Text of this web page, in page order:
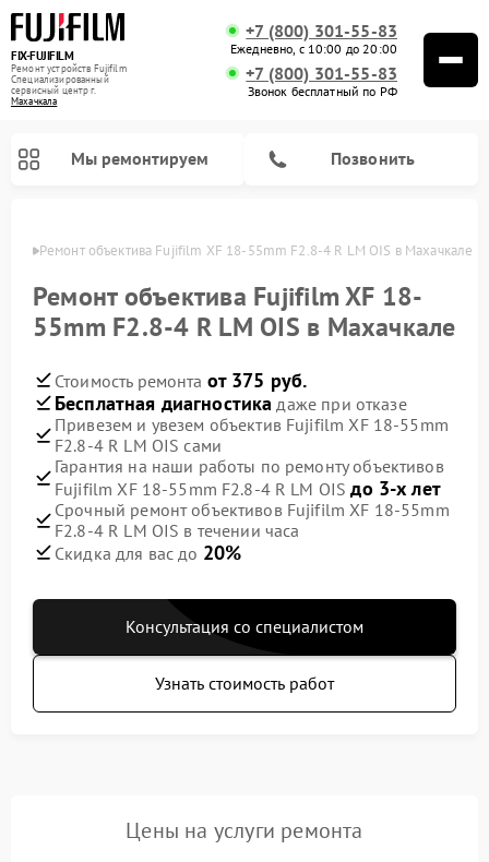
FIX-FUJIFILM
Ремонт устройств Fujifilm
Специализированный
cервисный центр г.
Махачкала
+7 (800) 301-55-83
Ежедневно, с 10:00 до 20:00
+7 (800) 301-55-83
Звонок бесплатный по РФ
Мы ремонтируем Позвонить
Ремонт объектива Fujifilm XF 18-55mm F2.8-4 R LM OIS в Махачкале
Ремонт объектива Fujifilm XF 18-
55mm F2.8-4 R LM OIS в Махачкале
Стоимость ремонта от 375 руб.
Бесплатная диагностика даже при отказе
Привезем и увезем объектив Fujifilm XF 18-55mm
F2.8-4 R LM OIS сами
Гарантия на наши работы по ремонту объективов
Fujifilm XF 18-55mm F2.8-4 R LM OISдо 3-х лет
Срочный ремонт объективов Fujifilm XF 18-55mm
F2.8-4 R LM OIS в течении часа
Скидка для вас до 20%
Консультация со специалистом
Узнать стоимость работ
Цены на услуги ремонта